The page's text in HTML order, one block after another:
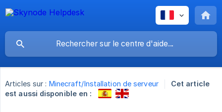
Articles sur : Minecraft/Installation de serveur
Cet article
est aussi disponible en :